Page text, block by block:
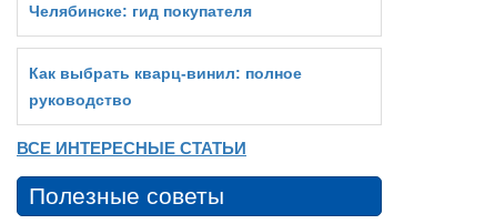
Челябинске: гид покупателя
Как выбрать кварц‑винил: полное
руководство
ВСЕ ИНТЕРЕСНЫЕ СТАТЬИ
Полезные советы